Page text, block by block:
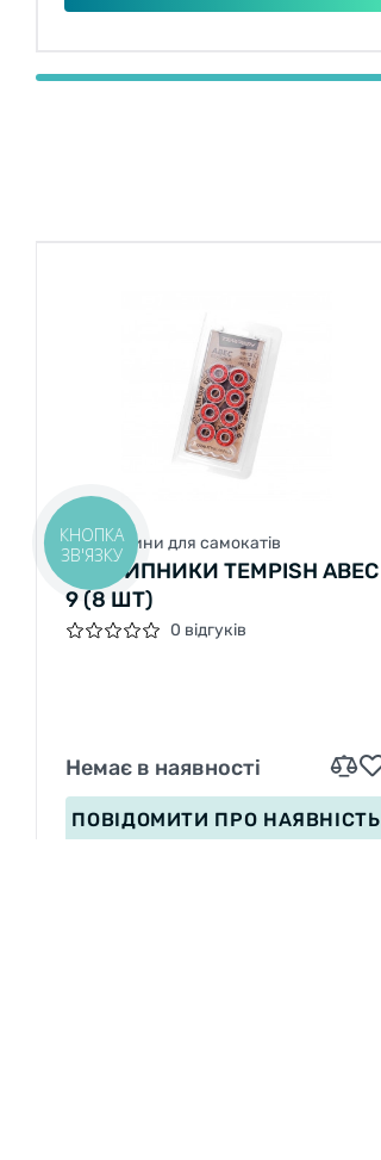
Запчастини для самокатів
ПІДШИПНИКИ TEMPISH ABEC
9 (8 ШТ)
0 відгуків
Немає в наявності
ПОВІДОМИТИ ПРО НАЯВНІСТЬ
КНОПКА
ЗВ'ЯЗКУ